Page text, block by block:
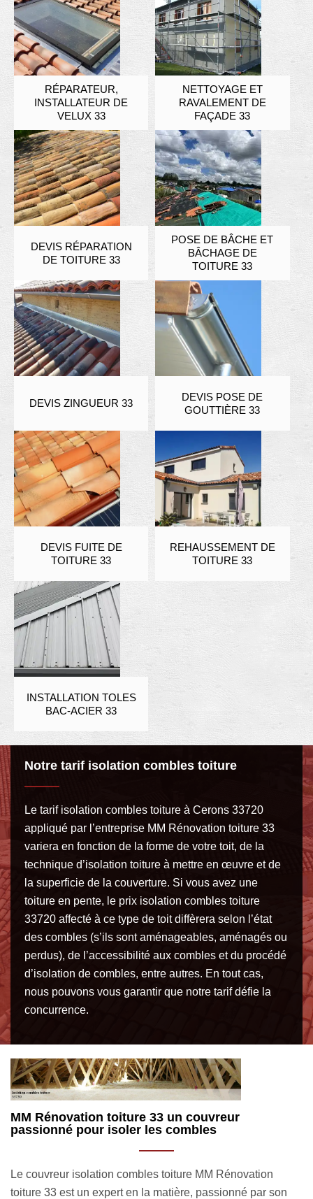
RÉPARATEUR,
INSTALLATEUR DE
VELUX 33
NETTOYAGE ET
RAVALEMENT DE
FAÇADE 33
DEVIS RÉPARATION
DE TOITURE 33
POSE DE BÂCHE ET
BÂCHAGE DE
TOITURE 33
DEVIS ZINGUEUR 33
DEVIS POSE DE
GOUTTIÈRE 33
DEVIS FUITE DE
TOITURE 33
REHAUSSEMENT DE
TOITURE 33
INSTALLATION TOLES
BAC-ACIER 33
Notre tarif isolation combles toiture
Le tarif isolation combles toiture à Cerons 33720
appliqué par l’entreprise MM Rénovation toiture 33
variera en fonction de la forme de votre toit, de la
technique d’isolation toiture à mettre en œuvre et de
la superficie de la couverture. Si vous avez une
toiture en pente, le prix isolation combles toiture
33720 affecté à ce type de toit diffèrera selon l’état
des combles (s’ils sont aménageables, aménagés ou
perdus), de l’accessibilité aux combles et du procédé
d’isolation de combles, entre autres. En tout cas,
nous pouvons vous garantir que notre tarif défie la
concurrence.
Isolation combles toiture par soufflage avec
Rénovation toiture 33
Pour toute isolation de combles par soufflage, faites appel
au couvreur isolation combles toiture MM Rénovation